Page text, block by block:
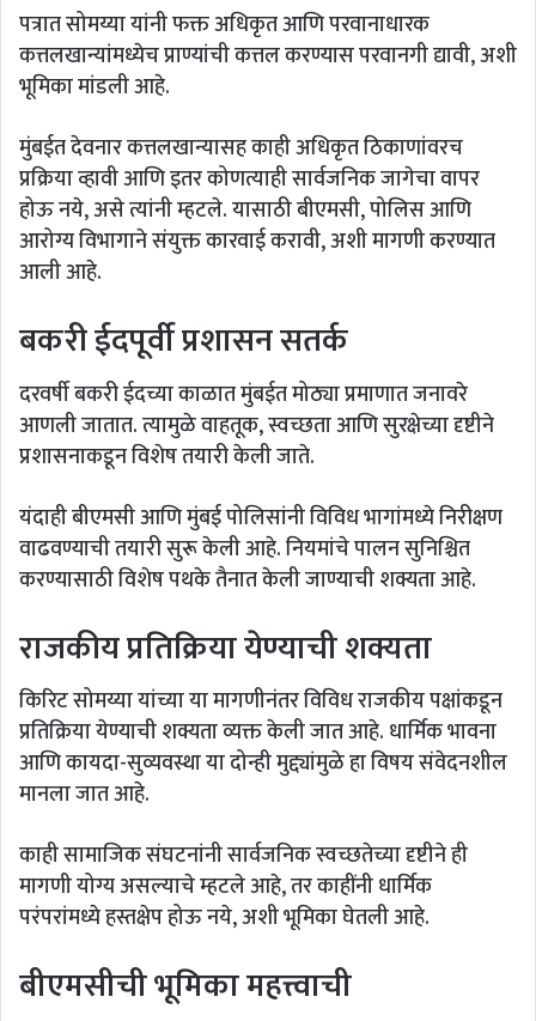
पत्रात सोमय्या यांनी फक्त अधिकृत आणि परवानाधारक
कत्तलखान्यांमध्येच प्राण्यांची कत्तल करण्यास परवानगी द्यावी, अशी
भूमिका मांडली आहे.
मुंबईत देवनार कत्तलखान्यासह काही अधिकृत ठिकाणांवरच
प्रक्रिया व्हावी आणि इतर कोणत्याही सार्वजनिक जागेचा वापर
होऊ नये, असे त्यांनी म्हटले. यासाठी बीएमसी, पोलिस आणि
आरोग्य विभागाने संयुक्त कारवाई करावी, अशी मागणी करण्यात
आली आहे.
बकरी ईदपूर्वी प्रशासन सतर्क
दरवर्षी बकरी ईदच्या काळात मुंबईत मोठ्या प्रमाणात जनावरे
आणली जातात. त्यामुळे वाहतूक, स्वच्छता आणि सुरक्षेच्या दृष्टीने
प्रशासनाकडून विशेष तयारी केली जाते.
यंदाही बीएमसी आणि मुंबई पोलिसांनी विविध भागांमध्ये निरीक्षण
वाढवण्याची तयारी सुरू केली आहे. नियमांचे पालन सुनिश्चित
करण्यासाठी विशेष पथके तैनात केली जाण्याची शक्यता आहे.
राजकीय प्रतिक्रिया येण्याची शक्यता
किरिट सोमय्या यांच्या या मागणीनंतर विविध राजकीय पक्षांकडून
प्रतिक्रिया येण्याची शक्यता व्यक्त केली जात आहे. धार्मिक भावना
आणि कायदा-सुव्यवस्था या दोन्ही मुद्द्यांमुळे हा विषय संवेदनशील
मानला जात आहे.
काही सामाजिक संघटनांनी सार्वजनिक स्वच्छतेच्या दृष्टीने ही
मागणी योग्य असल्याचे म्हटले आहे, तर काहींनी धार्मिक
परंपरांमध्ये हस्तक्षेप होऊ नये, अशी भूमिका घेतली आहे.
बीएमसीची भूमिका महत्त्वाची